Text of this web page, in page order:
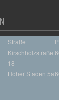
Straße
Kirschholzstraße
18
Hoher Staden 5a